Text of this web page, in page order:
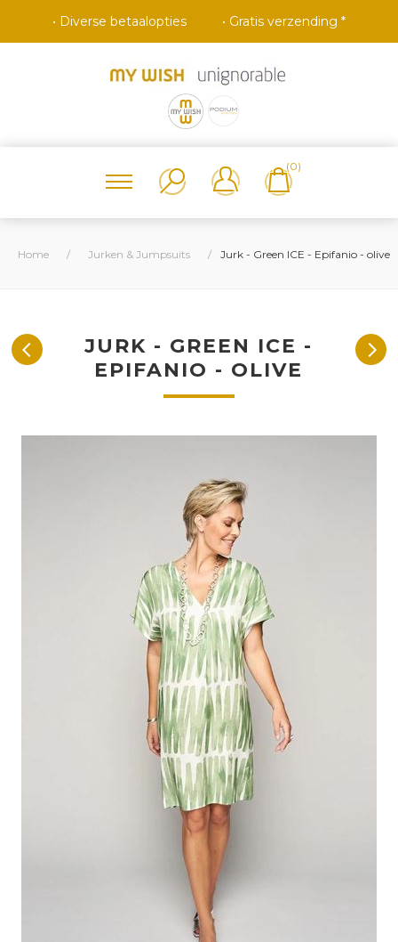
• Diverse betaalopties • Gratis verzending *
(0)
Home / Jurken & Jumpsuits / Jurk - Green ICE - Epifanio - olive
JURK - GREEN ICE -
EPIFANIO - OLIVE